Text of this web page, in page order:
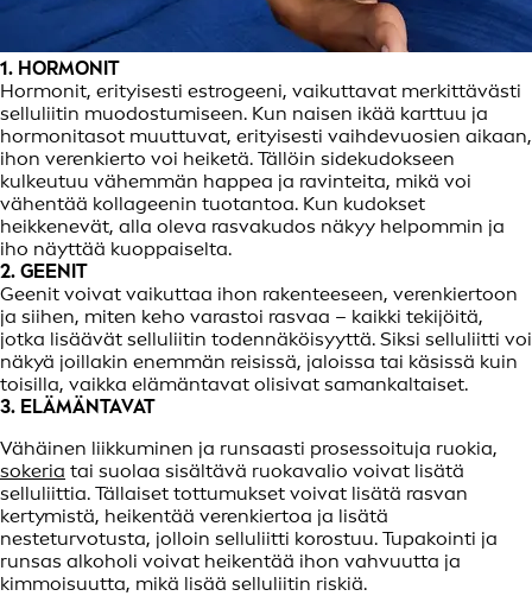
1. HORMONIT
Hormonit, erityisesti estrogeeni, vaikuttavat merkittävästi
selluliitin muodostumiseen. Kun naisen ikää karttuu ja
hormonitasot muuttuvat, erityisesti vaihdevuosien aikaan,
ihon verenkierto voi heiketä. Tällöin sidekudokseen
kulkeutuu vähemmän happea ja ravinteita, mikä voi
vähentää kollageenin tuotantoa. Kun kudokset
heikkenevät, alla oleva rasvakudos näkyy helpommin ja
iho näyttää kuoppaiselta.
2. GEENIT
Geenit voivat vaikuttaa ihon rakenteeseen, verenkiertoon
ja siihen, miten keho varastoi rasvaa – kaikki tekijöitä,
jotka lisäävät selluliitin todennäköisyyttä. Siksi selluliitti voi
näkyä joillakin enemmän reisissä, jaloissa tai käsissä kuin
toisilla, vaikka elämäntavat olisivat samankaltaiset.
3. ELÄMÄNTAVAT
Vähäinen liikkuminen ja runsaasti prosessoituja ruokia,
sokeria tai suolaa sisältävä ruokavalio voivat lisätä
selluliittia. Tällaiset tottumukset voivat lisätä rasvan
kertymistä, heikentää verenkiertoa ja lisätä
nesteturvotusta, jolloin selluliitti korostuu. Tupakointi ja
runsas alkoholi voivat heikentää ihon vahvuutta ja
kimmoisuutta, mikä lisää selluliitin riskiä.